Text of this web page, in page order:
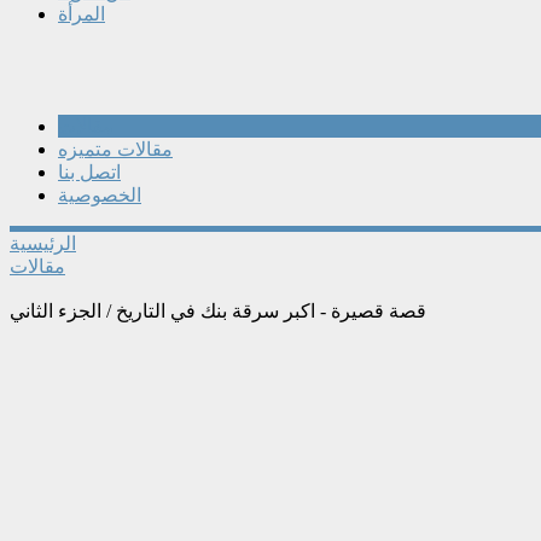
المرأة
مقالات متميزه
اتصل بنا
الخصوصية
الرئيسية
مقالات
قصة قصيرة - اكبر سرقة بنك في التاريخ / الجزء الثاني